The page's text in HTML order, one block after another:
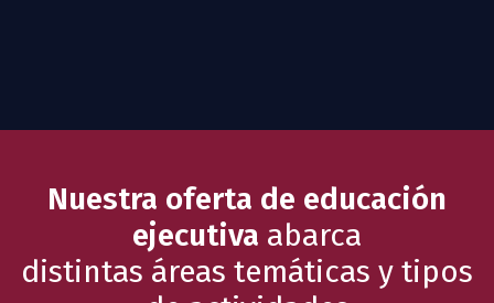
Nuestra oferta de educación
ejecutiva abarca
distintas áreas temáticas y tipos